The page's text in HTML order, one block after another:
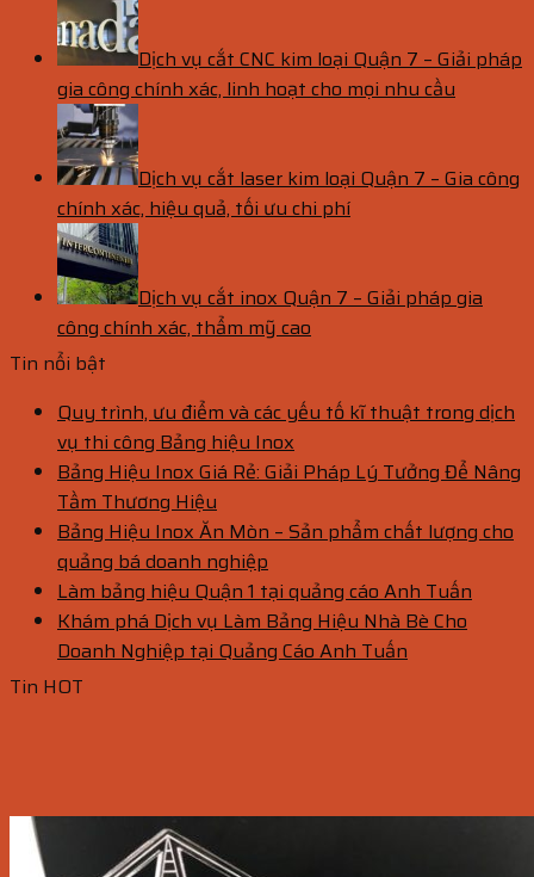
Dịch vụ cắt CNC kim loại Quận 7 – Giải pháp
gia công chính xác, linh hoạt cho mọi nhu cầu
Dịch vụ cắt laser kim loại Quận 7 – Gia công
chính xác, hiệu quả, tối ưu chi phí
Dịch vụ cắt inox Quận 7 – Giải pháp gia
công chính xác, thẩm mỹ cao
Tin nổi bật
Quy trình, ưu điểm và các yếu tố kĩ thuật trong dịch
vụ thi công Bảng hiệu Inox
Bảng Hiệu Inox Giá Rẻ: Giải Pháp Lý Tưởng Để Nâng
Tầm Thương Hiệu
Bảng Hiệu Inox Ăn Mòn – Sản phẩm chất lượng cho
quảng bá doanh nghiệp
Làm bảng hiệu Quận 1 tại quảng cáo Anh Tuấn
Khám phá Dịch vụ Làm Bảng Hiệu Nhà Bè Cho
Doanh Nghiệp tại Quảng Cáo Anh Tuấn
Tin HOT